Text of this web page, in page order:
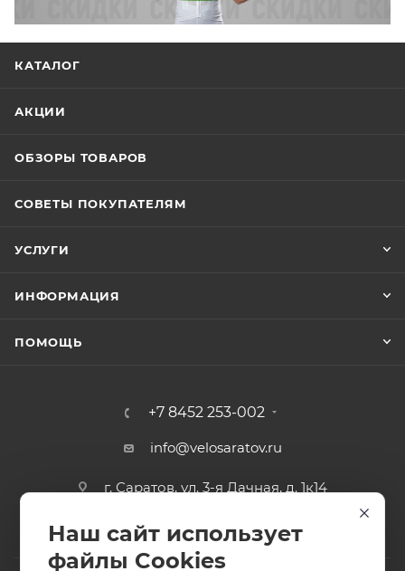
КАТАЛОГ
АКЦИИ
ОБЗОРЫ ТОВАРОВ
СОВЕТЫ ПОКУПАТЕЛЯМ
УСЛУГИ
ИНФОРМАЦИЯ
ПОМОЩЬ
+7 8452 253-002
info@velosaratov.ru
г. Саратов, ул. 3-я Дачная, д. 1к14
Наш сайт использует
файлы Cookies